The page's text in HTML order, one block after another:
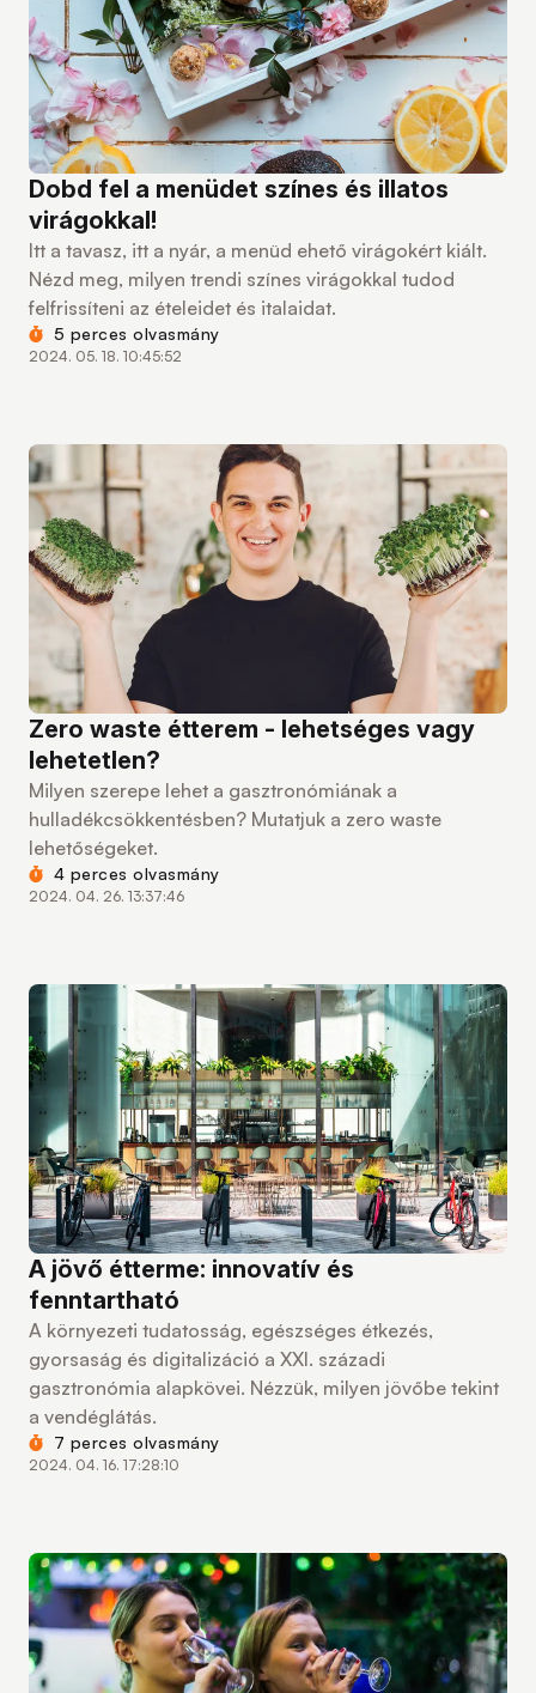
Dobd fel a menüdet színes és illatos
virágokkal!
Itt a tavasz, itt a nyár, a menüd ehető virágokért kiált.
Nézd meg, milyen trendi színes virágokkal tudod
felfrissíteni az ételeidet és italaidat.
5 perces olvasmány
2024. 05. 18. 10:45:52
Zero waste étterem - lehetséges vagy
lehetetlen?
Milyen szerepe lehet a gasztronómiának a
hulladékcsökkentésben? Mutatjuk a zero waste
lehetőségeket.
4 perces olvasmány
2024. 04. 26. 13:37:46
A jövő étterme: innovatív és
fenntartható
A környezeti tudatosság, egészséges étkezés,
gyorsaság és digitalizáció a XXI. századi
gasztronómia alapkövei. Nézzük, milyen jövőbe tekint
a vendéglátás.
7 perces olvasmány
2024. 04. 16. 17:28:10